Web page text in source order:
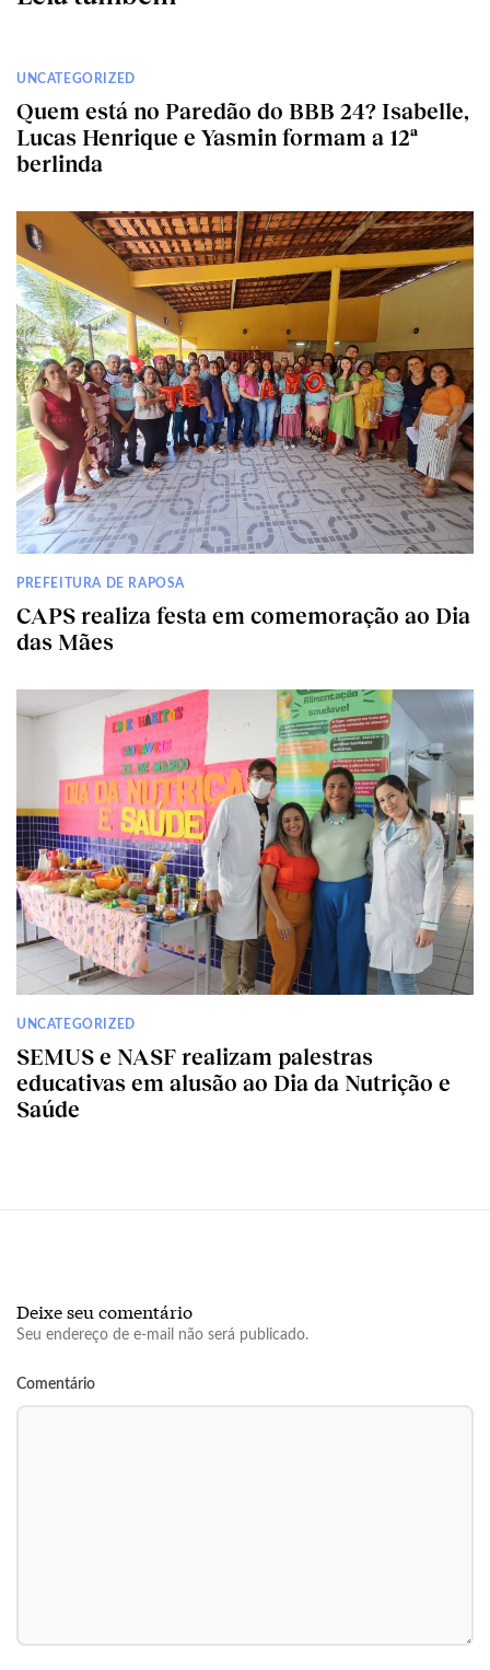
UNCATEGORIZED
Quem está no Paredão do BBB 24? Isabelle,
Lucas Henrique e Yasmin formam a 12ª
berlinda
PREFEITURA DE RAPOSA
CAPS realiza festa em comemoração ao Dia
das Mães
UNCATEGORIZED
SEMUS e NASF realizam palestras
educativas em alusão ao Dia da Nutrição e
Saúde
Deixe seu comentário
Seu endereço de e-mail não será publicado.
Comentário